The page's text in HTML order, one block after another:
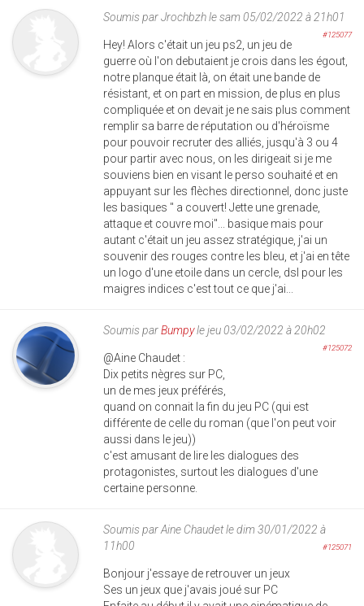
Soumis parJrochbzhle sam 05/02/2022 à 21h01
#125077
Hey! Alors c'était un jeu ps2, un jeu de
guerre où l'on debutaient je crois dans les égout,
notre planque était là, on était une bande de
résistant, et on part en mission, de plus en plus
compliquée et on devait je ne sais plus comment
remplir sa barre de réputation ou d'héroïsme
pour pouvoir recruter des alliés, jusqu'à 3 ou 4
pour partir avec nous, on les dirigeait si je me
souviens bien en visant le perso souhaité et en
appuyant sur les flèches directionnel, donc juste
les basiques " a couvert! Jette une grenade,
attaque et couvre moi"... basique mais pour
autant c'était un jeu assez stratégique, j'ai un
souvenir des rouges contre les bleu, et j'ai en tête
un logo d'une etoile dans un cercle, dsl pour les
maigres indices c'est tout ce que j'ai...
Soumis parBumpyle jeu 03/02/2022 à 20h02
#125072
@Aine Chaudet :
Dix petits nègres sur PC,
un de mes jeux préférés,
quand on connait la fin du jeu PC (qui est
différente de celle du roman (que l'on peut voir
aussi dans le jeu))
c'est amusant de lire les dialogues des
protagonistes, surtout les dialogues d'une
certaine personne.
Soumis parAine Chaudetle dim 30/01/2022 à
11h00
#125071
Bonjour j'essaye de retrouver un jeux
Ses un jeux que j'avais joué sur PC